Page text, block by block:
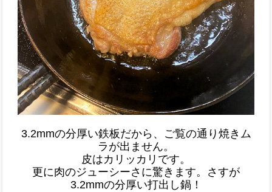
3.2mmの分厚い鉄板だから、ご覧の通り焼きム
ラが出ません。
皮はカリッカリです。
更に肉のジューシーさに驚きます。さすが
3.2mmの分厚い打出し鍋！